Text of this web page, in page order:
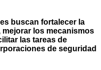
buscan fortalecer la
los mecanismos
las tareas de
de seguridad